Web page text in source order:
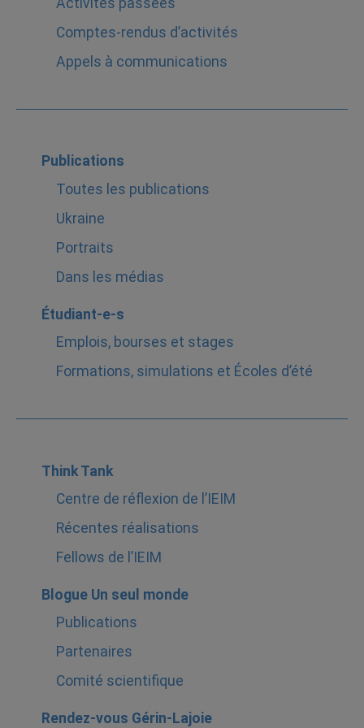
Comptes-rendus d’activités
Appels à communications
Publications
Toutes les publications
Ukraine
Portraits
Dans les médias
Étudiant-e-s
Emplois, bourses et stages
Formations, simulations et Écoles d’été
Think Tank
Centre de réflexion de l’IEIM
Récentes réalisations
Fellows de l’IEIM
Blogue Un seul monde
Publications
Partenaires
Comité scientifique
Rendez-vous Gérin-Lajoie